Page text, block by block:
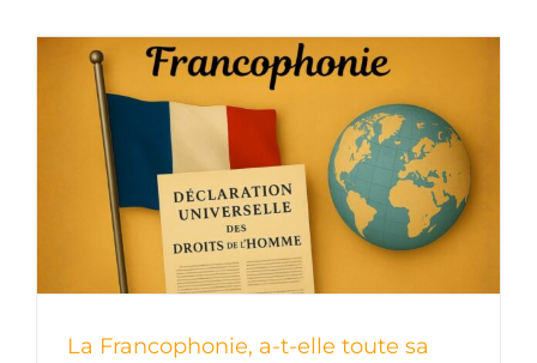
La Francophonie, a-t-elle toute sa